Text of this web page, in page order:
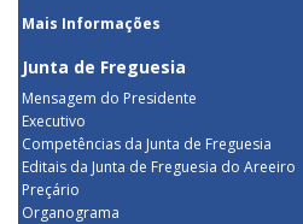
Mais Informações
Junta de Freguesia
Mensagem do Presidente
Executivo
Competências da Junta de Freguesia
Editais da Junta de Freguesia do Areeiro
Preçário
Organograma